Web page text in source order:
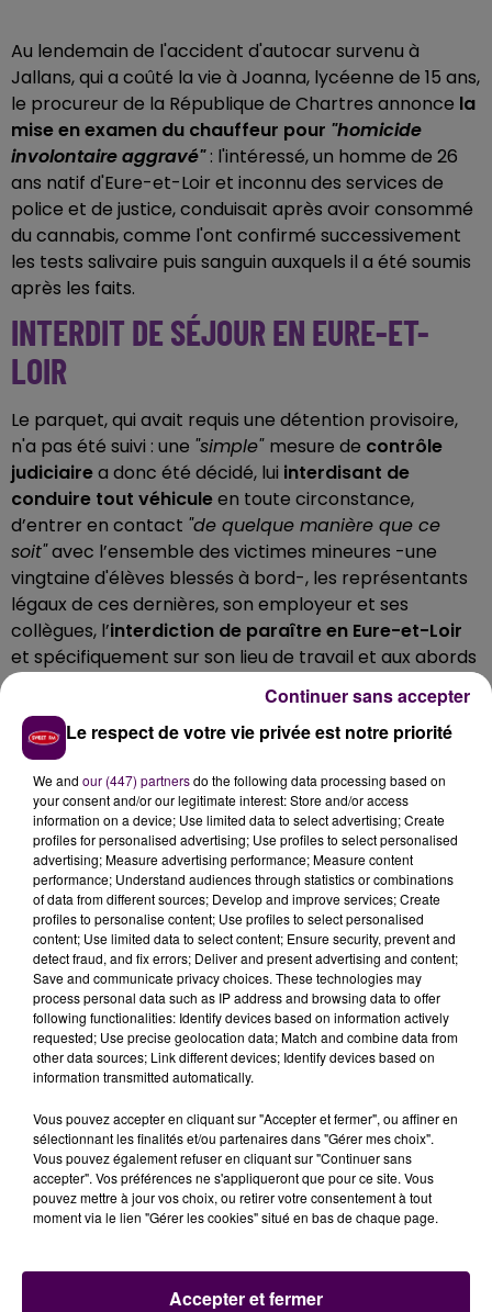
Au lendemain de l'accident d'autocar survenu à
Jallans, qui a coûté la vie à Joanna, lycéenne de 15 ans,
le procureur de la République de Chartres annonce la
mise en examen du chauffeur pour "homicide
involontaire aggravé" : l'intéressé, un homme de 26
ans natif d'Eure-et-Loir et inconnu des services de
police et de justice, conduisait après avoir consommé
du cannabis, comme l'ont confirmé successivement
les tests salivaire puis sanguin auxquels il a été soumis
après les faits.
INTERDIT DE SÉJOUR EN EURE-ET-
LOIR
Le parquet, qui avait requis une détention provisoire,
n'a pas été suivi : une "simple" mesure de contrôle
judiciairea donc été décidé, lui interdisant de
conduire tout véhiculeen toute circonstance,
d’entrer en contact "de quelque manière que ce
soit"avec l’ensemble des victimes mineures -une
vingtaine d'élèves blessés à bord-, les représentants
légaux de ces dernières, son employeur et ses
collègues, l’interdiction de paraître en Eure-et-Loir
et spécifiquement sur son lieu de travail et aux abords
du lycée Emile-Zola à Châteaudun.
OBLIGATION DE TRAITER SON
ADDICTION
En outre, le mis en cause doit fixer sa résidence à
Rochefort et"pointer"au commissariat de cette ville
au moins une fois par semaine. Il se retrouve
également obligé de"se soumettre àdes mesures
de traitement ou de soins, notamment aux fins de
désintoxication, qu'il s'agisse de soins
psychologiques ou en addictologie, à justifier
mensuellement auprès du contrôleur judiciaire à
Rochefort"précise Frédéric Chevallier avant d'ajouter
quele décès de Joanna est lié à un traumatisme
crânien, comme l'a montré l'examen du corps.
... A LIRE AUSSI :
Le respect de votre vie privée est notre priorité
We and our (447) partnersdo the following data processing based on
your consent and/or our legitimate interest: Store and/or access
information on a device; Use limited data to select advertising; Create
profiles for personalised advertising; Use profiles to select personalised
advertising; Measure advertising performance; Measure content
performance; Understand audiences through statistics or combinations
of data from different sources; Develop and improve services; Create
profiles to personalise content; Use profiles to select personalised
content; Use limited data to select content; Ensure security, prevent and
detect fraud, and fix errors; Deliver and present advertising and content;
Save and communicate privacy choices. These technologies may
process personal data such as IP address and browsing data to offer
following functionalities: Identify devices based on information actively
requested; Use precise geolocation data; Match and combine data from
other data sources; Link different devices; Identify devices based on
information transmitted automatically.
Vous pouvez accepter en cliquant sur "Accepter et fermer", ou affiner en
sélectionnant les finalités et/ou partenaires dans "Gérer mes choix".
Vous pouvez également refuser en cliquant sur "Continuer sans
accepter". Vos préférences ne s'appliqueront que pour ce site. Vous
pouvez mettre à jour vos choix, ou retirer votre consentement à tout
moment via le lien "Gérer les cookies" situé en bas de chaque page.
Accepter et fermer
Continuer sans accepter